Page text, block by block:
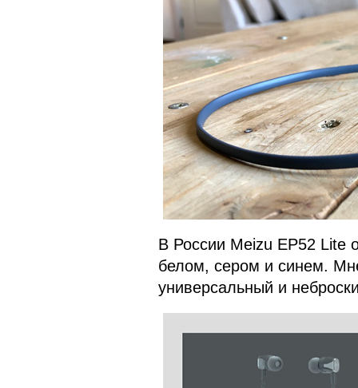
В России Meizu EP52 Lite
белом, сером и синем.
универсальный и